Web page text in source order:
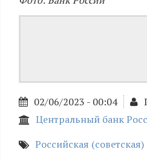
02/06/2023 - 00:04
Центральный банк
Российская